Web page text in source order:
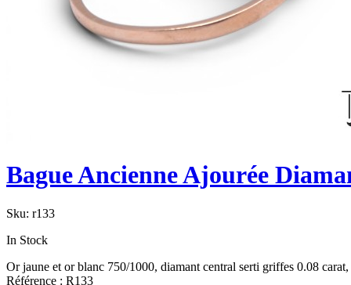
Bague Ancienne Ajourée
Sku: r133
In Stock
Or jaune et or blanc 750/1000, diamant central serti griffes 0.08
Référence : R133